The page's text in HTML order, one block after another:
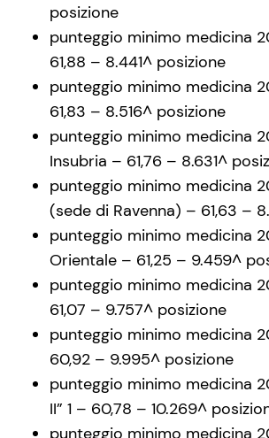
posizione
punteggio minimo medicina
61,88 – 8.441^ posizione
punteggio minimo medicina
61,83 – 8.516^ posizione
punteggio minimo medicina
Insubria – 61,76 – 8.631^
punteggio minimo medicina
(sede di Ravenna) – 61,63 –
punteggio minimo medicina
Orientale – 61,25 – 9.459^
punteggio minimo medicina
61,07 – 9.757^ posizione
punteggio minimo medicina
60,92 – 9.995^ posizione
punteggio minimo medicina
II” 1 – 60,78 – 10.269^
punteggio minimo medicina